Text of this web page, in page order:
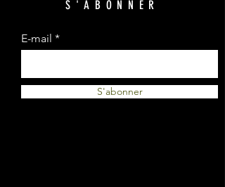
S'ABONNER
E-mail
S'abonner